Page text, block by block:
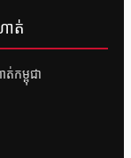
ាត់
កម្ពុជា